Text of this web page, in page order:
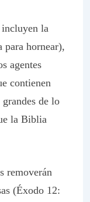
incluyen la
para hornear),
agentes
contienen
de lo
la Biblia
removerán
(Éxodo 12: